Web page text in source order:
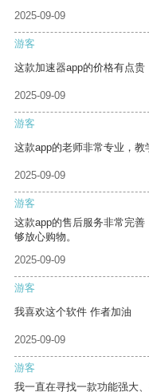
2025-09-09
游客
这款加速器app的价格有点贵
2025-09-09
游客
这款app的老师非常专业，教
2025-09-09
游客
这款app的售后服务非常完
够放心购物。
2025-09-09
游客
我喜欢这个软件 作者加油
2025-09-09
游客
我一直在寻找一款功能强大